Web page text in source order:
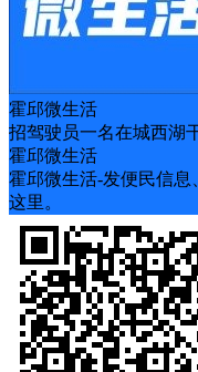
霍邱微生活
招驾驶员一名在城西湖
霍邱微生活
霍邱微生活-发便民信
这里。